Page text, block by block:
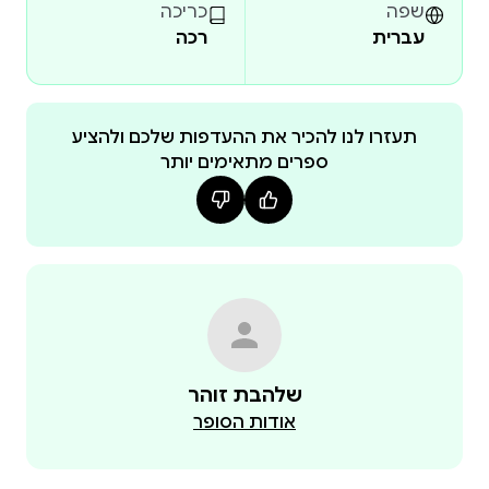
של ארץ ישראל בתקופות הנדונות או במשפט
הבינלאומי. בדיון מפורט מוצגים נתונים דמוגרפיים שונים
ונתונים על הגירת הערבים לארץ מהמאה התשע-עשרה
ועד 1948, שלהי תקופת המנדט. בנוסף לכל אלה, המפה
של הקרן הבריטית לחקר ארץ ישראל (26 חלקים) ואזכור
תצלומי אוויר משמשים את המחבר לחיזוק הטענה
בעבר היה חוקר בכיר ב’פורום קדם למזרחנות והסברה’
וכיום פועל באופן עצמאי. חיבר מאמרים שעניינם
היסטוריה של המזרח התיכון ושבירת מיתוסים
המתייחסים לסכסוך הישראלי ערבי. מאמריו פורסמו
שפה
עברית
כריכה
רכה
תעזרו לנו להכיר את ההעדפות שלכם ולהציע
ספרים מתאימים יותר
שלהבת זוהר
אודות הסופר